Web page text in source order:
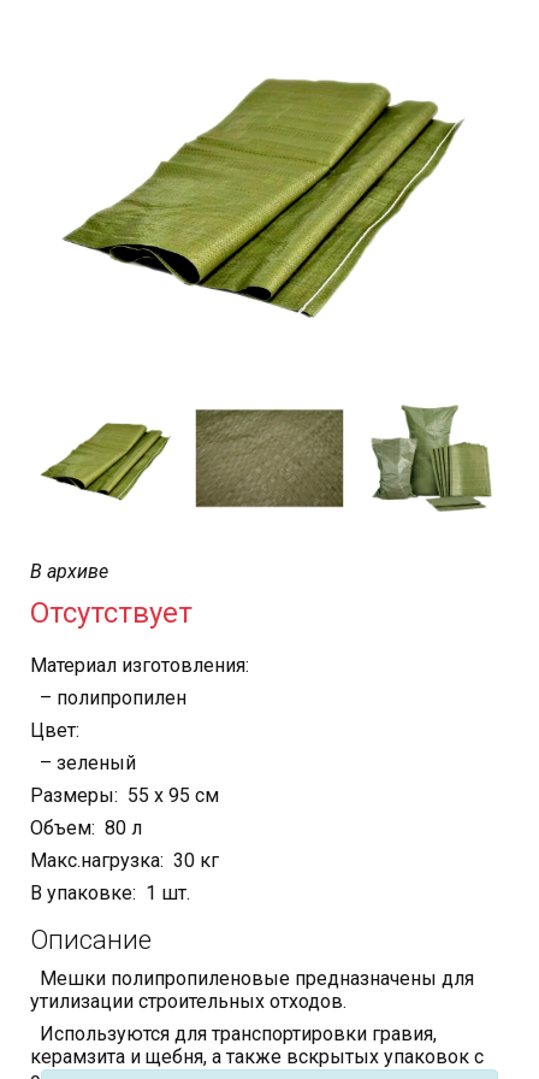
В архиве
Отсутствует
Материал изготовления:
– полипропилен
Цвет:
– зеленый
Размеры: 55 х 95 см
Объем: 80 л
Макс.нагрузка: 30 кг
В упаковке: 1 шт.
Описание
Мешки полипропиленовые предназначены для
утилизации строительных отходов.
Используются для транспортировки гравия,
керамзита и щебня, а также вскрытых упаковок с